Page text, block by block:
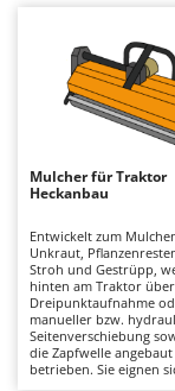
Alu-
Aschesauger
Astscheren
Aufroller für
Airmec
AL-KO
ALA 2000
Alpina
Ama
Ambrogio
Annovi
ANTHBOT
Archman
Mulcher für Traktor
Heckanbau
Entwickelt zum
Unkraut,
Stroh und Gestrüpp,
hinten am Traktor
Dreipunktaufnahme
manueller bzw.
Seitenverschiebung
die Zapfwelle
betrieben. Sie eignen